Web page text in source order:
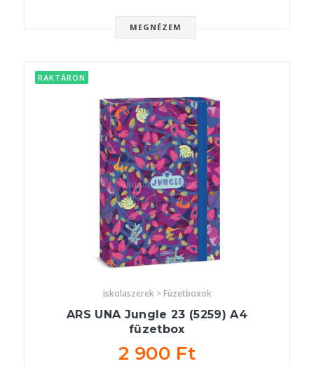
MEGNÉZEM
RAKTÁRON
Iskolaszerek > Füzetboxok
ARS UNA Jungle 23 (5259) A4
füzetbox
2 900 Ft